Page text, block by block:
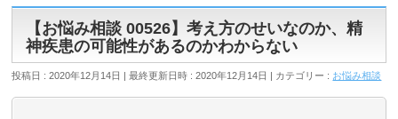
【お悩み相談 00526】考え方のせいなのか、精
神疾患の可能性があるのかわからない
投稿日 : 2020年12月14日 最終更新日時 : 2020年12月14日 カテゴリー : お悩み相談